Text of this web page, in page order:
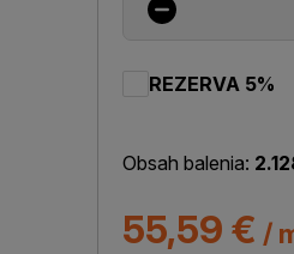
REZERVA 5%
Obsah balenia:
55,59 € /